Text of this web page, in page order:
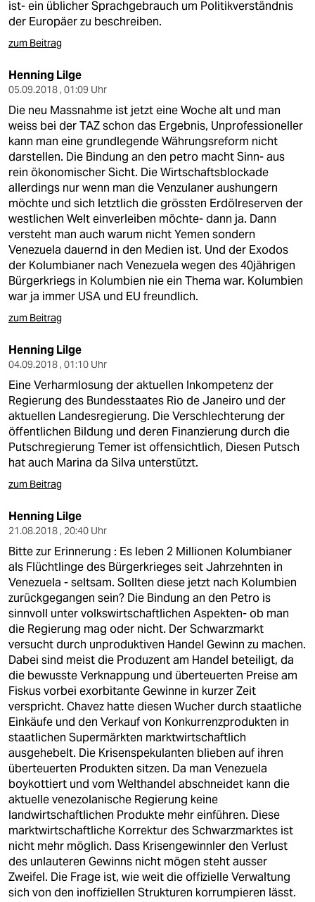
ist- ein üblicher Sprachgebrauch um Politikverständnis
der Europäer zu beschreiben.
zum Beitrag
Henning Lilge
05.09.2018 , 01:09 Uhr
Die neu Massnahme ist jetzt eine Woche alt und man
weiss bei der TAZ schon das Ergebnis, Unprofessioneller
kann man eine grundlegende Währungsreform nicht
darstellen. Die Bindung an den petro macht Sinn- aus
rein ökonomischer Sicht. Die Wirtschaftsblockade
allerdings nur wenn man die Venzulaner aushungern
möchte und sich letztlich die grössten Erdölreserven der
westlichen Welt einverleiben möchte- dann ja. Dann
versteht man auch warum nicht Yemen sondern
Venezuela dauernd in den Medien ist. Und der Exodos
der Kolumbianer nach Venezuela wegen des 40jährigen
Bürgerkriegs in Kolumbien nie ein Thema war. Kolumbien
war ja immer USA und EU freundlich.
zum Beitrag
Henning Lilge
04.09.2018 , 01:10 Uhr
Eine Verharmlosung der aktuellen Inkompetenz der
Regierung des Bundesstaates Rio de Janeiro und der
aktuellen Landesregierung. Die Verschlechterung der
öffentlichen Bildung und deren Finanzierung durch die
Putschregierung Temer ist offensichtlich, Diesen Putsch
hat auch Marina da Silva unterstützt.
zum Beitrag
Henning Lilge
21.08.2018 , 20:40 Uhr
Bitte zur Erinnerung : Es leben 2 Millionen Kolumbianer
als Flüchtlinge des Bürgerkrieges seit Jahrzehnten in
Venezuela - seltsam. Sollten diese jetzt nach Kolumbien
zurückgegangen sein? Die Bindung an den Petro is
sinnvoll unter volkswirtschaftlichen Aspekten- ob man
die Regierung mag oder nicht. Der Schwarzmarkt
versucht durch unproduktiven Handel Gewinn zu machen.
Dabei sind meist die Produzent am Handel beteiligt, da
die bewusste Verknappung und überteuerten Preise am
Fiskus vorbei exorbitante Gewinne in kurzer Zeit
verspricht. Chavez hatte diesen Wucher durch staatliche
Einkäufe und den Verkauf von Konkurrenzprodukten in
staatlichen Supermärkten marktwirtschaftlich
ausgehebelt. Die Krisenspekulanten blieben auf ihren
überteuerten Produkten sitzen. Da man Venezuela
boykottiert und vom Welthandel abschneidet kann die
aktuelle venezolanische Regierung keine
landwirtschaftlichen Produkte mehr einführen. Diese
marktwirtschaftliche Korrektur des Schwarzmarktes ist
nicht mehr möglich. Dass Krisengewinnler den Verlust
des unlauteren Gewinns nicht mögen steht ausser
Zweifel. Die Frage ist, wie weit die offizielle Verwaltung
sich von den inoffiziellen Strukturen korrumpieren lässt.